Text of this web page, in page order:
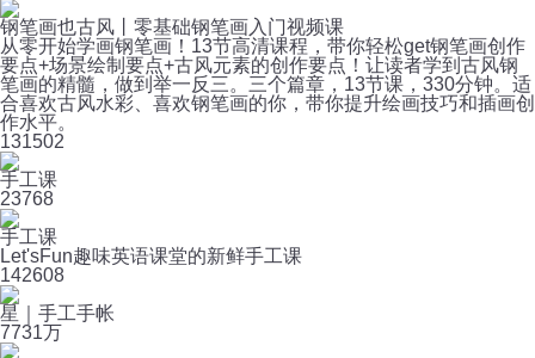
钢笔画也古风丨零基础钢笔画入门视频课
从零开始学画钢笔画！13节高清课程，带你轻松get钢笔画创作
要点+场景绘制要点+古风元素的创作要点！让读者学到古风钢
笔画的精髓，做到举一反三。三个篇章，13节课，330分钟。适
合喜欢古风水彩、喜欢钢笔画的你，带你提升绘画技巧和插画创
作水平。
131502
手工课
23768
手工课
Let'sFun趣味英语课堂的新鲜手工课
142608
星｜手工手帐
7731万